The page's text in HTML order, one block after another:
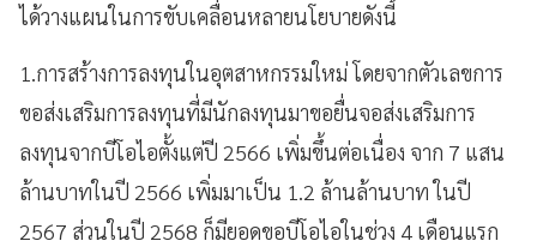
ได้วางแผนในการขับเคลื่อนหลายนโยบายดังนี้
1.การสร้างการลงทุนในอุตสาหกรรมใหม่ โดยจากตัวเลขการ
ขอส่งเสริมการลงทุนที่มีนักลงทุนมาขอยื่นจอส่งเสริมการ
ลงทุนจากบีโอไอตั้งแต่ปี 2566 เพิ่มขึ้นต่อเนื่อง จาก 7 แสน
ล้านบาทในปี 2566 เพิ่มมาเป็น 1.2 ล้านล้านบาท ในปี
2567 ส่วนในปี 2568 ก็มียอดขอบีโอไอในช่วง 4 เดือนแรก